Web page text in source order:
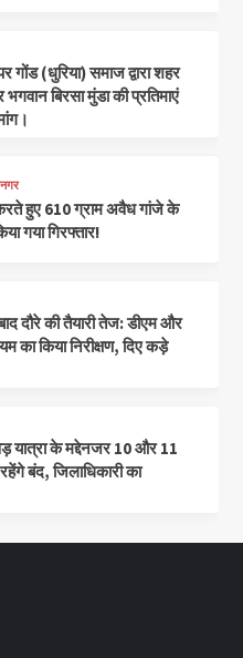
गोंड (धुरिया) समाज द्वारा शहर
भगवान बिरसा मुंडा की प्रतिमाएं
करते हुए 610 ग्राम अवैध गांजे के
गया गिरफ्तार!
दौरे की तैयारी तेज: डीएम और
का किया निरीक्षण, दिए कड़े
यात्रा के मद्देनजर 10 और 11
बंद, जिलाधिकारी का